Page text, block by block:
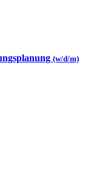
(w/d/m)